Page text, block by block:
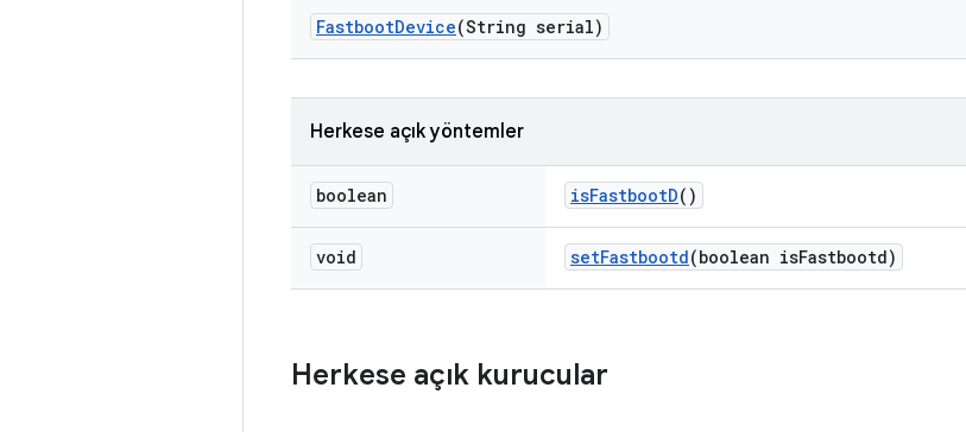
FastbootDevice(String serial)
Herkese açık yöntemler
boolean isFastbootD()
void setFastbootd(boolean isFastbootd)
Herkese açık kurucular